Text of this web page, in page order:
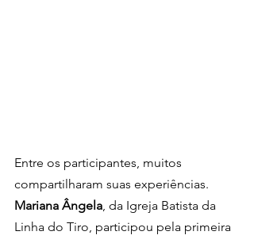
Entre os participantes, muitos
compartilharam suas experiências.
Mariana Ângela , da Igreja Batista da
Linha do Tiro, participou pela primeira